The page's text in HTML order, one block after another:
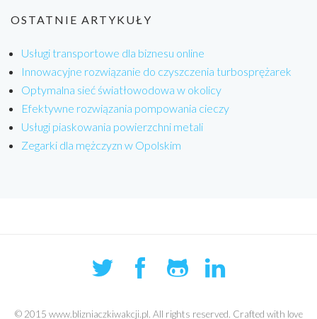
OSTATNIE ARTYKUŁY
Usługi transportowe dla biznesu online
Innowacyjne rozwiązanie do czyszczenia turbosprężarek
Optymalna sieć światłowodowa w okolicy
Efektywne rozwiązania pompowania cieczy
Usługi piaskowania powierzchni metali
Zegarki dla mężczyzn w Opolskim
© 2015 www.blizniaczkiwakcji.pl. All rights reserved. Crafted with love